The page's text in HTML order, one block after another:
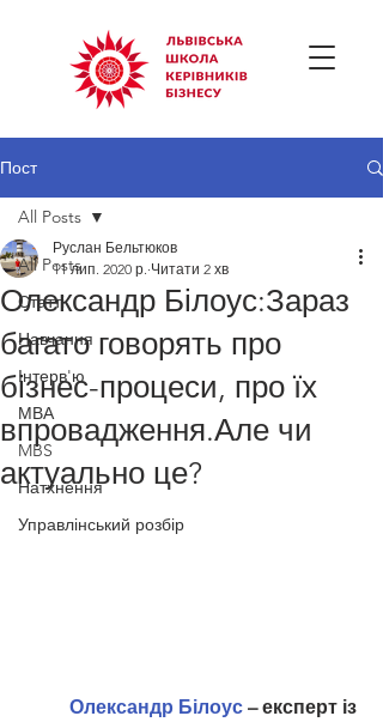
Пост
All Posts
Статті
Навчання
Інтерв'ю
МВА
MBS
Натхнення
Управлінський розбір
All Posts
Олександр Білоус:Зараз
багато говорять про
бізнес-процеси, про їх
впровадження.Але чи
актуально це?
Руслан Бельтюков
11 лип. 2020 р. Читати 2 хв
Олександр Білоус – експерт із